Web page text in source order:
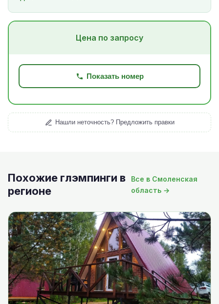
Цена по запросу
Показать номер
Нашли неточность? Предложить правки
Похожие глэмпинги в
регионе
Все в Смоленская
область →